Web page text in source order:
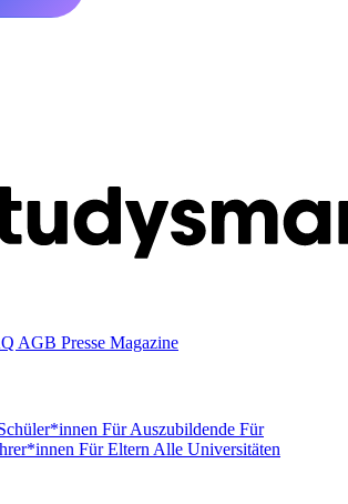
AGB Presse Magazine
Für Auszubildende Für
Für Eltern Alle Universitäten